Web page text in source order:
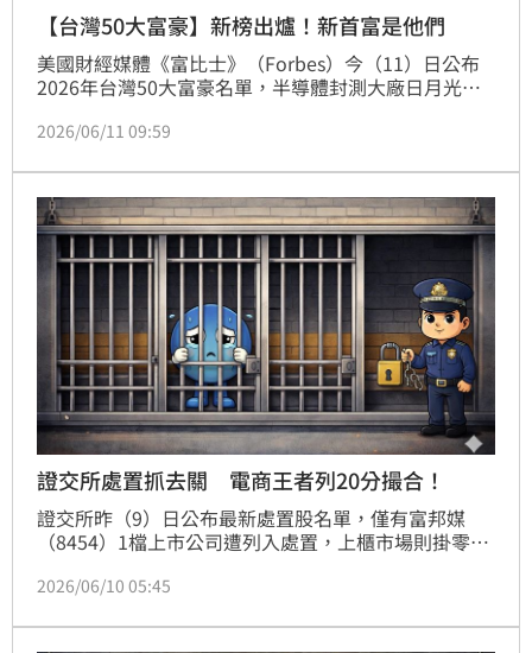
【台灣50大富豪】新榜出爐！新首富是他們
美國財經媒體《富比士》（Forbes）今（11）日公布
2026年台灣50大富豪名單，半導體封測大廠日月光董
7087億台幣）總資產新晉首富寶座。兩人搭上AI熱潮
2026/06/11 09:59
證交所處置抓去關 電商王者列20分撮合！
證交所昨（9）日公布最新處置股名單，僅有富邦媒
（8454）1檔上市公司遭列入處置，上櫃市場則掛零。
且起迄兩個營業日收盤價價差達161元，因此遭證交所
原本每5分鐘撮合一次，再延長為每20分鐘撮合一次。
2026/06/10 05:45